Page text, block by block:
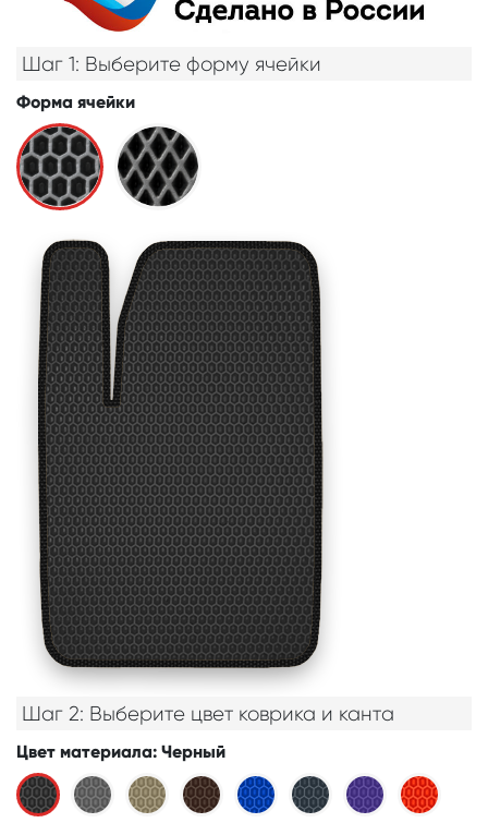
Шаг 1: Выберите форму ячейки
Форма ячейки
Шаг 2: Выберите цвет коврика и канта
Цвет материала: Черный